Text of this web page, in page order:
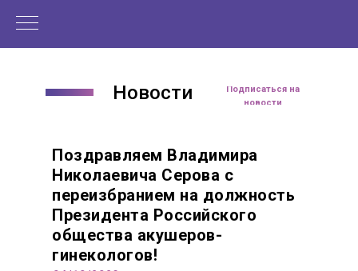
Новости
Подписаться на
новости
Поздравляем Владимира
Николаевича Серова с
переизбранием на должность
Президента Российского
общества акушеров-
гинекологов!
Med.Studio.
д.м.н.